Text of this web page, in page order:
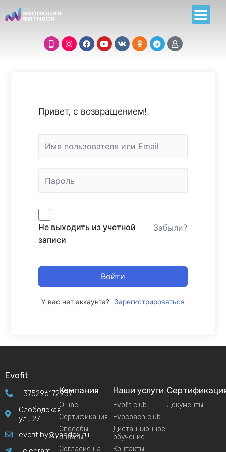
Привет, с возвращением!
Не выходить из учетной
записи
Забыли?
Войти
У вас нет аккаунта? Зарегистрироваться
Evofit
+375296172937
Слободская
ул., 27
evofit.by@yandex.ru
Компания
О нас
Сертификация
Способы
оплаты
Согласие на
Наши услуги
Evofit club
Evocoach club
Дистанционное
обучение
Контакты
Документы